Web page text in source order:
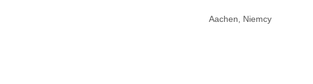
Aachen, Niemcy